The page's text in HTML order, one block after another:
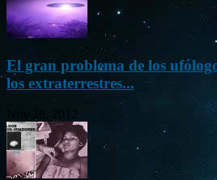
El gran problema de los
los extraterrestres...
Nov 26, 2012